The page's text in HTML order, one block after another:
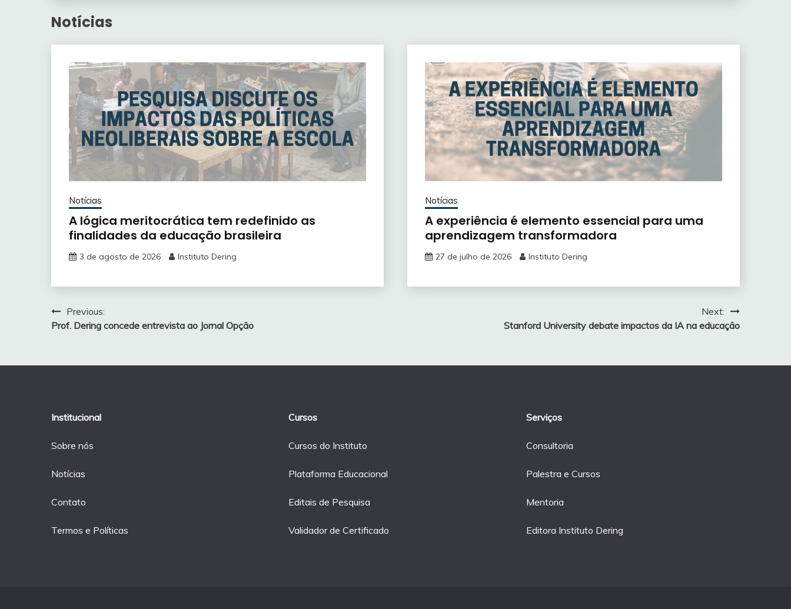
Notícias
Notícias
A lógica meritocrática tem redefinido as
finalidades da educação brasileira
3 de agosto de 2026 Instituto Dering
Notícias
A experiência é elemento essencial para uma
aprendizagem transformadora
27 de julho de 2026 Instituto Dering
Navegação
de
Previous:
Prof. Dering concede entrevista ao Jornal Opção
Next:
Stanford University debate impactos da IA na educação
Institucional
Sobre nós
Notícias
Contato
Termos e Políticas
Cursos
Cursos do Instituto
Plataforma Educacional
Editais de Pesquisa
Validador de Certificado
Serviços
Consultoria
Palestra e Cursos
Mentoria
Editora Instituto Dering